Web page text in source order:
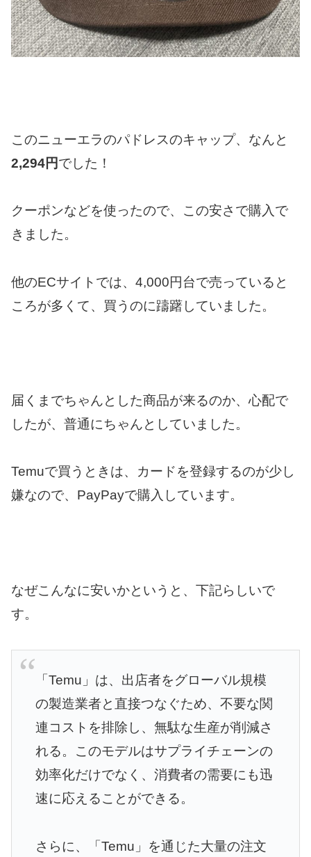
このニューエラのパドレスのキャップ、なんと
2,294円でした！
クーポンなどを使ったので、この安さで購入で
きました。
他のECサイトでは、4,000円台で売っていると
ころが多くて、買うのに躊躇していました。
届くまでちゃんとした商品が来るのか、心配で
したが、普通にちゃんとしていました。
Temuで買うときは、カードを登録するのが少し
嫌なので、PayPayで購入しています。
なぜこんなに安いかというと、下記らしいで
す。
「Temu」は、出店者をグローバル規模
の製造業者と直接つなぐため、不要な関
連コストを排除し、無駄な生産が削減さ
れる。このモデルはサプライチェーンの
効率化だけでなく、消費者の需要にも迅
速に応えることができる。
さらに、「Temu」を通じた大量の注文